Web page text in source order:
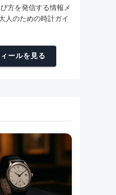
方を発信する情報メ
人のための時計ガイ
ールを見る